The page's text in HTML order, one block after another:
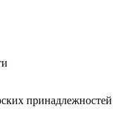
принадлежностей